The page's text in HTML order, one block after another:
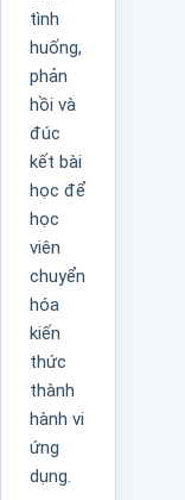
tình
huống,
phản
hồi và
đúc
kết bài
học để
học
viên
chuyển
hóa
kiến
thức
thành
hành vi
ứng
dụng.